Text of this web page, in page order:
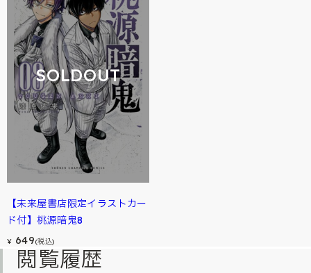
SOLDOUT
【未来屋書店限定イラストカー
ド付】桃源暗鬼8
¥ 649(税込)
閲覧履歴